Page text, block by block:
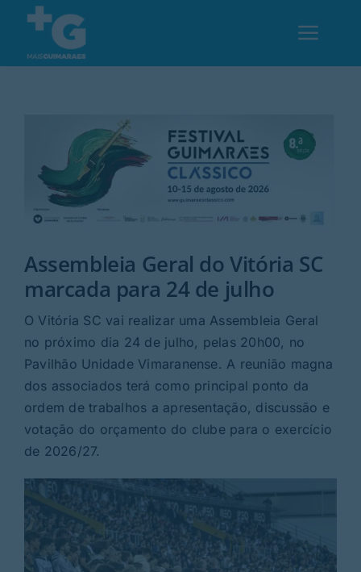
content
Desporto
Opinião
Região
Rubricas
Search
Assembleia Geral do Vitória SC
marcada para 24 de julho
O Vitória SC vai realizar uma Assembleia Geral
no próximo dia 24 de julho, pelas 20h00, no
Pavilhão Unidade Vimaranense. A reunião magna
dos associados terá como principal ponto da
ordem de trabalhos a apresentação, discussão e
votação do orçamento do clube para o exercício
de 2026/27.